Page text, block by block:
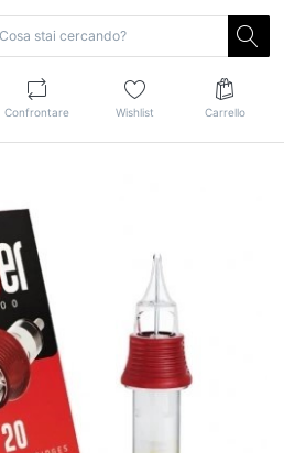
Confrontare Wishlist Carrello